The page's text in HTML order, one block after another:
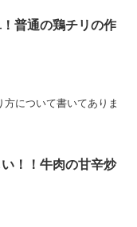
普通の鶏チリの作
について書いてありま
！！牛肉の甘辛炒